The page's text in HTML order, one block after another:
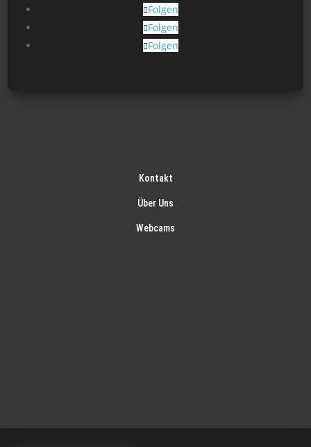
Folgen
Folgen
Folgen
Kontakt
Über Uns
Webcams